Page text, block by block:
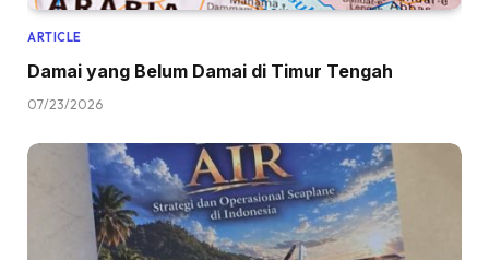
ARTICLE
Damai yang Belum Damai di Timur Tengah
07/23/2026